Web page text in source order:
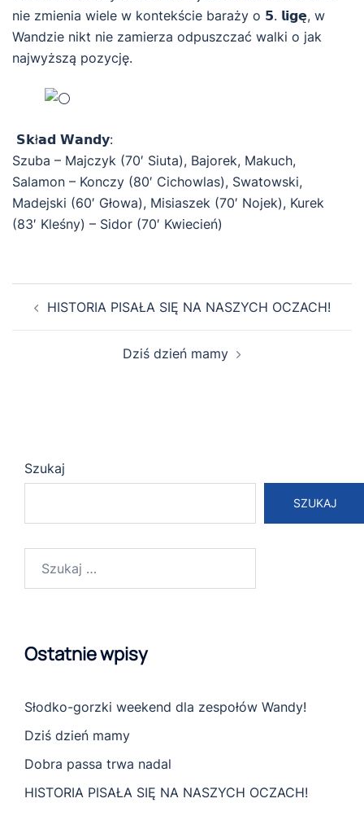
nie zmienia wiele w kontekście baraży o 𝟱. 𝗹𝗶𝗴𝗲̨, w
Wandzie nikt nie zamierza odpuszczać walki o jak
najwyższą pozycję.
𝗦𝗸ł𝗮𝗱 𝗪𝗮𝗻𝗱𝘆:
Szuba – Majczyk (70′ Siuta), Bajorek, Makuch,
Salamon – Konczy (80′ Cichowlas), Swatowski,
Madejski (60′ Głowa), Misiaszek (70′ Nojek), Kurek
(83′ Kleśny) – Sidor (70′ Kwiecień)
Zobacz
wpisyHISTORIA PISAŁA SIĘ NA NASZYCH OCZACH!
Dziś dzień mamy
Szukaj
SZUKAJ
Ostatnie wpisy
Słodko-gorzki weekend dla zespołów Wandy!
Dziś dzień mamy
Dobra passa trwa nadal
HISTORIA PISAŁA SIĘ NA NASZYCH OCZACH!